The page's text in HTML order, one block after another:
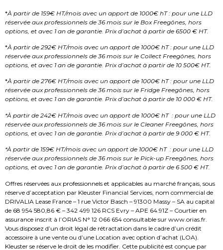
*À partir de 159€ HT/mois avec un apport de 1000€ hT : pour une LLD
réservée aux professionnels de 36 mois sur le Box Freegônes, hors
options, et avec 1 an de garantie. Prix d’achat à partir de 6500 € HT.
*À partir de 292€ HT/mois avec un apport de 1000€ hT : pour une LLD
réservée aux professionnels de 36 mois sur le Collect Freegônes, hors
options, et avec 1 an de garantie. Prix d’achat à partir de 10 500€ HT.
*À partir de 276€ HT/mois avec un apport de 1000€ hT : pour une LLD
réservée aux professionnels de 36 mois sur le Fridge Freegônes, hors
options, et avec 1 an de garantie. Prix d’achat à partir de 10 000 € HT.
*À partir de 242€ HT/mois avec un apport de 1000€ hT : pour une LLD
réservée aux professionnels de 36 mois sur le Cleaner Freegônes, hors
options, et avec 1 an de garantie. Prix d’achat à partir de 9 000 € HT.
*À partir de 159€ HT/mois avec un apport de 1000€ hT : pour une LLD
réservée aux professionnels de 36 mois sur le Pick-up Freegônes, hors
options, et avec 1 an de garantie. Prix d’achat à partir de 6 500 € HT.
Offres réservées aux professionnels et applicables au marché français, sous
réserve d’acceptation par Kleuster Financial Services, nom commercial de
DRIVALIA Lease France – 1 rue Victor Basch – 91300 Massy – SA au capital
de 68 954 580,86 € – 342 499 126 RCS Evry – APE 64.91Z – Courtier en
assurance inscrit à l’ORIAS N° 12 066 654 consultable sur www.orias.fr.
Vous disposez d’un droit légal de rétractation dans le cadre d’un crédit
accessoire à une vente ou d’une Location avec option d’achat (LOA).
Kleuster se réserve le droit de les modifier. Cette publicité est conçue par